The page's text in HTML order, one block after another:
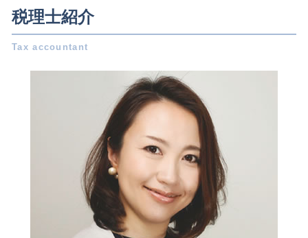
不動産 登記 住所 変更
生命 保険 相続
相続 放棄
株式 譲渡 制限 会社
合同会社 設立 流れ
募集 設立
年末調整 いつ
株式会社 設立 メリット
会社設立費用 経費
年末調整 計算
電子 定款 代行
株式会社 設立費用
税務調査 事前通知
所得税 いくらから
確定申告書 作成
確定申告 所得税
所得税 納付期限
土地 譲渡所得
確定申告 費用
決算書 書き方
税務書類 作成
更正の請求 とは
所得税 種類
税務相談 愛知県 税理士
会社設立 一宮市 税理士
税務相談 愛知県 相談
会社設立 愛知県 税理士
事業承継 一宮市 税理士
事業承継 稲沢市 税理士
会社設立 岐阜県 税理士
事業承継 岐阜県 税理士
税務相談 日進市 相談
相続 日進市 税理士
事業承継 稲沢市 相談
税務相談 三重県 税理士
税理士紹介